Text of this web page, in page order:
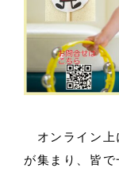
オンライン上
が集まり、皆